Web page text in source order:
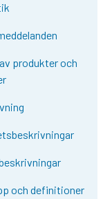
produkter och
och definitioner